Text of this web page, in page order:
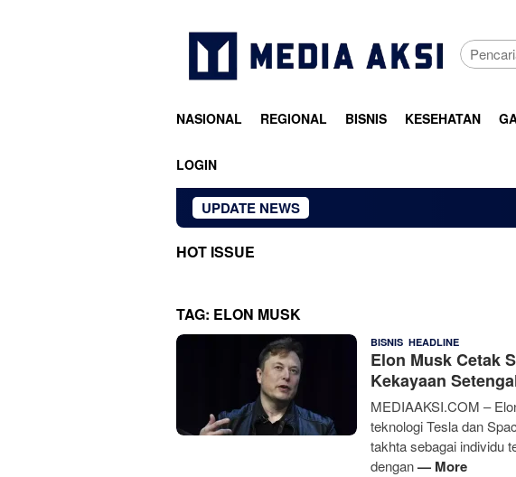
NASIONAL REGIONAL BISNIS KESEHATAN
LOGIN
UPDATE NEWS
HOT ISSUE
TAG: ELON MUSK
BISNIS HEADLINE
Kurnia
Elon Musk Cetak
Kekayaan
MEDIAAKSI.COM –
teknologi Tesla dan
takhta sebagai individu
dengan— More